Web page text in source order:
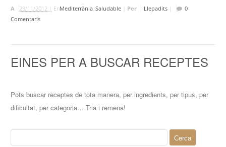
A 29/11/2012 | EnMediterrània,Saludable Per Llepadits
0
Comentaris
EINES PER A BUSCAR RECEPTES
Pots buscar receptes de tota manera, per ingredients, per tipus, per
dificultat, per categoria… Tria i remena!